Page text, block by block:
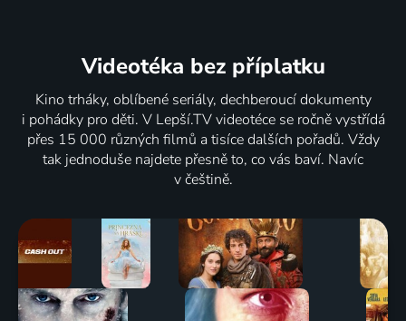
Videotéka bez příplatku
Kino trháky, oblíbené seriály, dechberoucí dokumenty
i pohádky pro děti. V Lepší.TV videotéce se ročně vystřídá
přes 15 000 různých filmů a tisíce dalších pořadů. Vždy
tak jednoduše najdete přesně to, co vás baví. Navíc
v češtině.